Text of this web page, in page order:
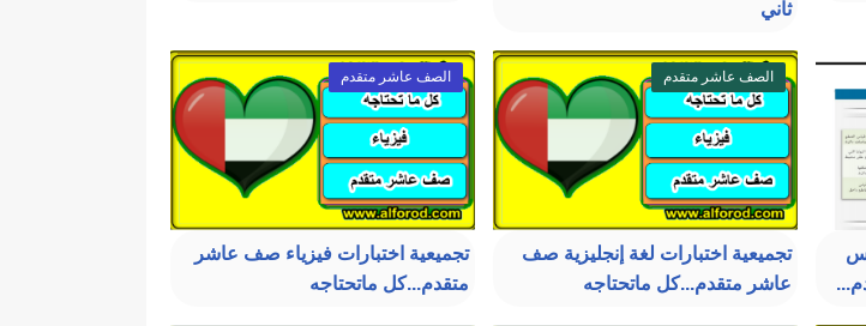
ثاني
الصف عاشر متقدم
تجميعية اختبارات لغة إنجليزية صف
عاشر متقدم...كل ماتحتاجه
الصف عاشر متقدم
تجميعية اختبارات فيزياء صف عاشر
متقدم...كل ماتحتاجه